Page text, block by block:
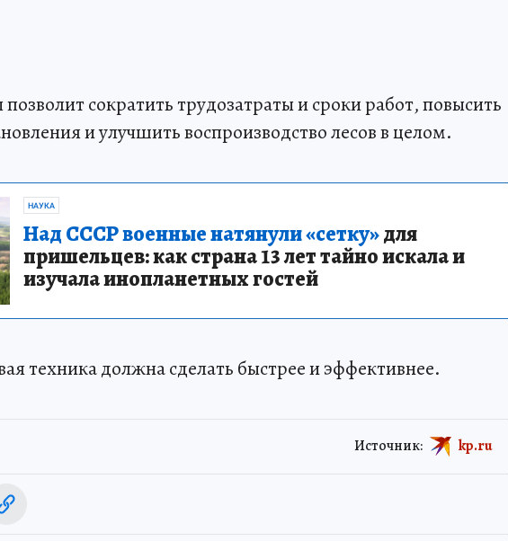
сократить трудозатраты и сроки работ, повысить
и улучшить воспроизводство лесов в целом.
НАУКА
Над СССР военные натянули «сетку»для
пришельцев: как страна 13 лет тайно искала и
изучала инопланетных гостей
техника должна сделать быстрее и эффективнее.
Источник: kp.ru